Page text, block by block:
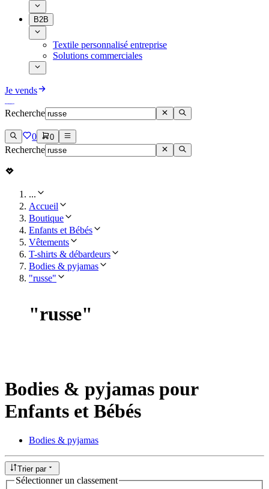
B2B
Textile personnalisé entreprise
Solutions commerciales
Je vends
Recherche
0 0
Recherche
...
Accueil
Boutique
Enfants et Bébés
Vêtements
T-shirts & débardeurs
Bodies & pyjamas
"russe"
"russe"
Bodies & pyjamas pour
Enfants et Bébés
Bodies & pyjamas
Trier par
Sélectionner un classement